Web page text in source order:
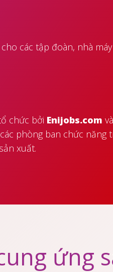
các tập đoàn, nhà máy
chức bởi Enijobs.com và
phòng ban chức năng
xuất.
ứng